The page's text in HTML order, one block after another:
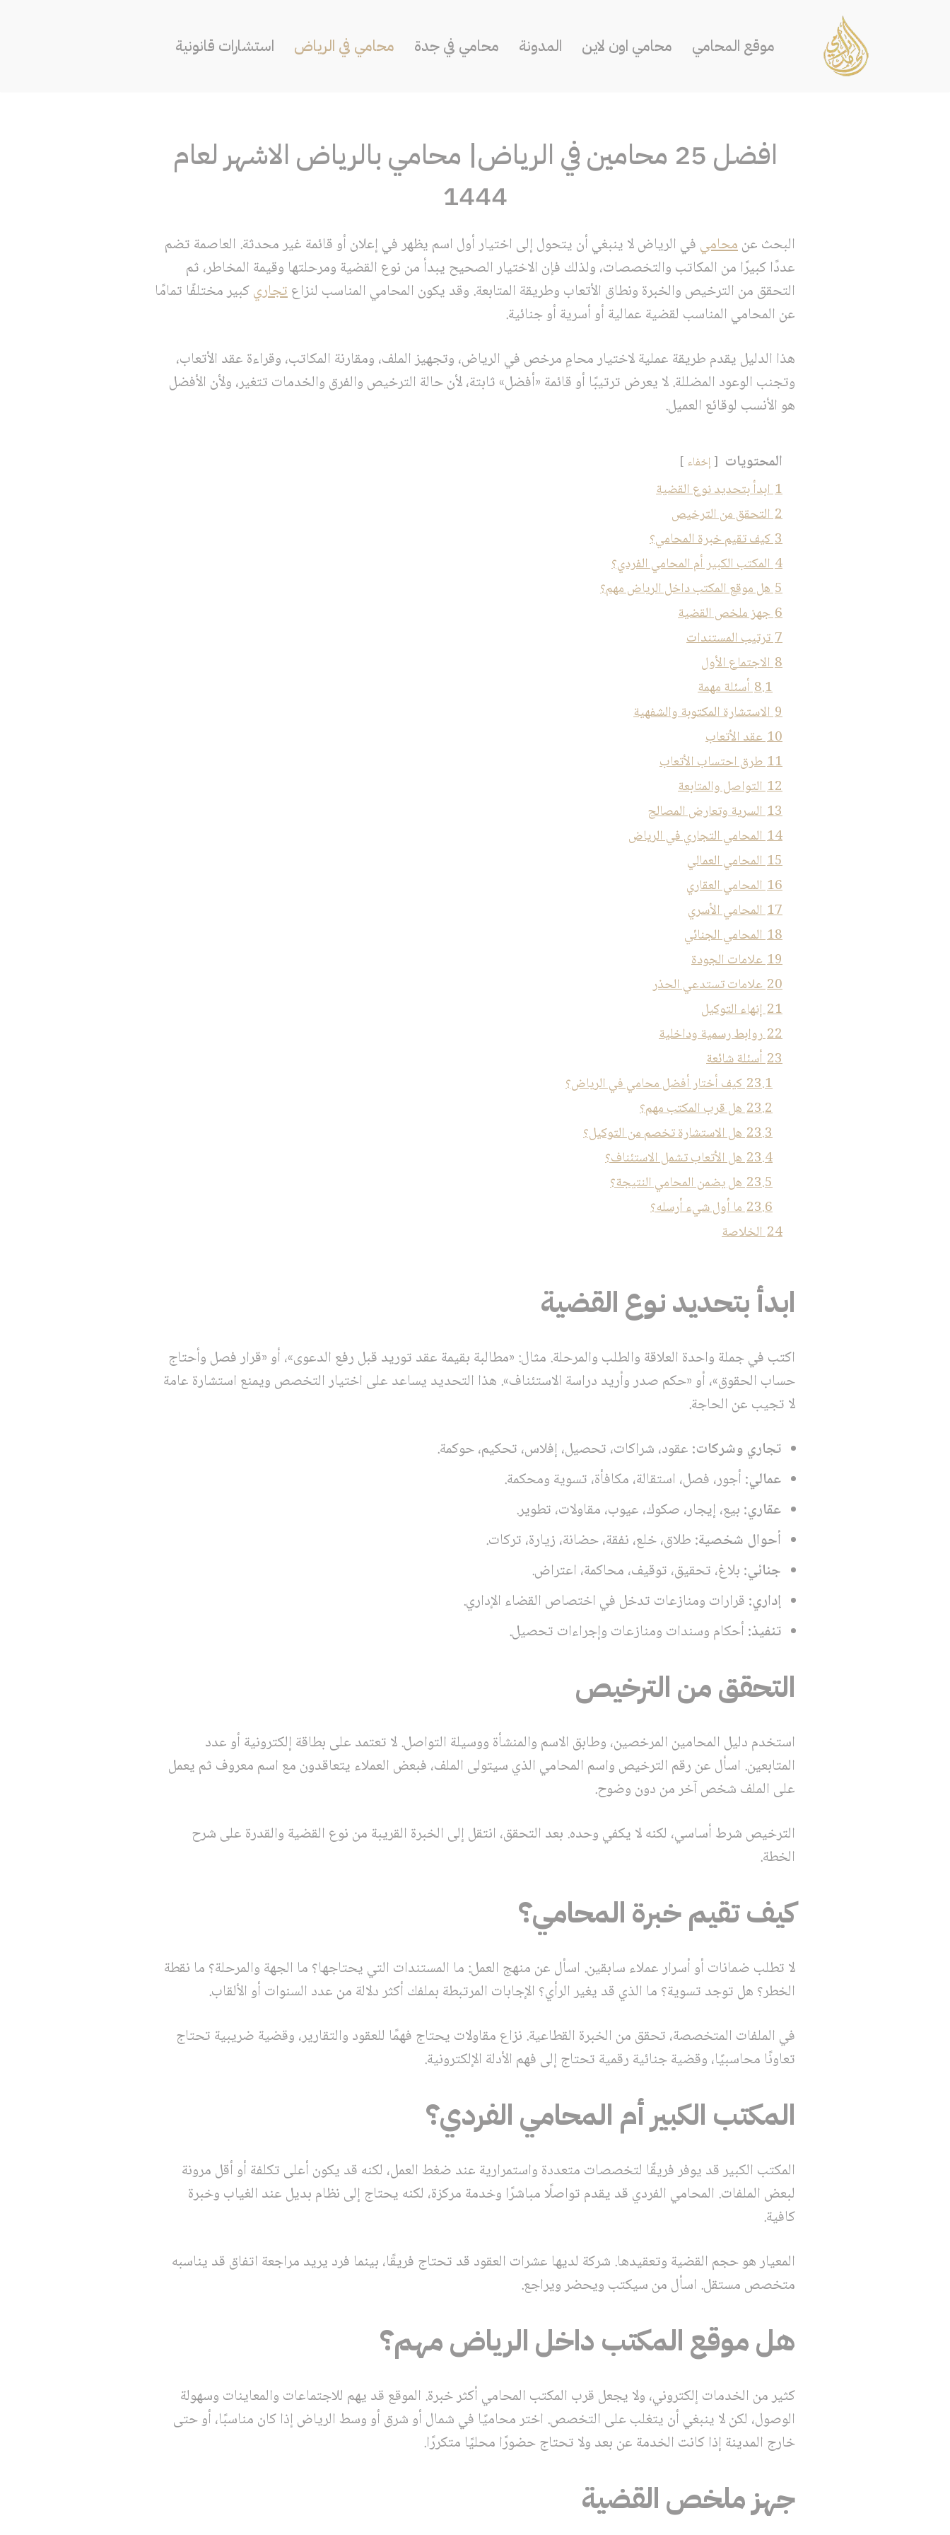
موقع المحامي محامي اون لاين المدونة محامي في جدة محامي في الرياض استشارات قانونية
افضل 25 محامين في الرياض| محامي بالرياض الاشهر لعام
1444
البحث عنمحامي في الرياض لا ينبغي أن يتحول إلى اختيار أول اسم يظهر في إعلان أو قائمة غير محدثة. العاصمة تضم
عددًا كبيرًا من المكاتب والتخصصات، ولذلك فإن الاختيار الصحيح يبدأ من نوع القضية ومرحلتها وقيمة المخاطر، ثم
التحقق من الترخيص والخبرة ونطاق الأتعاب وطريقة المتابعة. وقد يكون المحامي المناسب لنزاعتجاريكبير مختلفًا تمامًا
عن المحامي المناسب لقضية عمالية أو أسرية أو جنائية.
هذا الدليل يقدم طريقة عملية لاختيار محامٍ مرخص في الرياض، وتجهيز الملف، ومقارنة المكاتب، وقراءة عقد الأتعاب،
وتجنب الوعود المضللة. لا يعرض ترتيبًا أو قائمة «أفضل» ثابتة، لأن حالة الترخيص والفرق والخدمات تتغير، ولأن الأفضل
هو الأنسب لوقائع العميل.
المحتويات إخفاء
1ابدأ بتحديد نوع القضية
2التحقق من الترخيص
3كيف تقيم خبرة المحامي؟
4المكتب الكبير أم المحامي الفردي؟
5هل موقع المكتب داخل الرياض مهم؟
6جهز ملخص القضية
7ترتيب المستندات
8الاجتماع الأول
8.1أسئلة مهمة
9الاستشارة المكتوبة والشفهية
10عقد الأتعاب
11طرق احتساب الأتعاب
12التواصل والمتابعة
13السرية وتعارض المصالح
14المحامي التجاري في الرياض
15المحامي العمالي
16المحامي العقاري
17المحامي الأسري
18المحامي الجنائي
19علامات الجودة
20علامات تستدعي الحذر
21 إنهاء التوكيل
22روابط رسمية وداخلية
23أسئلة شائعة
23.1كيف أختار أفضل محامي في الرياض؟
23.2هل قرب المكتب مهم؟
23.3هل الاستشارة تخصم من التوكيل؟
23.4هل الأتعاب تشمل الاستئناف؟
23.5هل يضمن المحامي النتيجة؟
23.6ما أول شيء أرسله؟
24الخلاصة
ابدأ بتحديد نوع القضية
اكتب في جملة واحدة العلاقة والطلب والمرحلة. مثال: «مطالبة بقيمة عقد توريد قبل رفع الدعوى»، أو «قرار فصل وأحتاج
حساب الحقوق»، أو «حكم صدر وأريد دراسة الاستئناف». هذا التحديد يساعد على اختيار التخصص ويمنع استشارة عامة
لا تجيب عن الحاجة.
تجاري وشركات: عقود، شراكات، تحصيل، إفلاس، تحكيم، حوكمة.
عمالي: أجور، فصل، استقالة، مكافأة، تسوية ومحكمة.
عقاري: بيع، إيجار، صكوك، عيوب، مقاولات، تطوير.
أحوال شخصية: طلاق، خلع، نفقة، حضانة، زيارة، تركات.
جنائي: بلاغ، تحقيق، توقيف، محاكمة، اعتراض.
إداري: قرارات ومنازعات تدخل في اختصاص القضاء الإداري.
تنفيذ: أحكام وسندات ومنازعات وإجراءات تحصيل.
التحقق من الترخيص
استخدم دليل المحامين المرخصين، وطابق الاسم والمنشأة ووسيلة التواصل. لا تعتمد على بطاقة إلكترونية أو عدد
المتابعين. اسأل عن رقم الترخيص واسم المحامي الذي سيتولى الملف، فبعض العملاء يتعاقدون مع اسم معروف ثم يعمل
على الملف شخص آخر من دون وضوح.
الترخيص شرط أساسي، لكنه لا يكفي وحده. بعد التحقق، انتقل إلى الخبرة القريبة من نوع القضية والقدرة على شرح
الخطة.
كيف تقيم خبرة المحامي؟
لا تطلب ضمانات أو أسرار عملاء سابقين. اسأل عن منهج العمل: ما المستندات التي يحتاجها؟ ما الجهة والمرحلة؟ ما نقطة
الخطر؟ هل توجد تسوية؟ ما الذي قد يغير الرأي؟ الإجابات المرتبطة بملفك أكثر دلالة من عدد السنوات أو الألقاب.
في الملفات المتخصصة، تحقق من الخبرة القطاعية. نزاع مقاولات يحتاج فهمًا للعقود والتقارير، وقضية ضريبية تحتاج
تعاونًا محاسبيًا، وقضية جنائية رقمية تحتاج إلى فهم الأدلة الإلكترونية.
المكتب الكبير أم المحامي الفردي؟
المكتب الكبير قد يوفر فريقًا لتخصصات متعددة واستمرارية عند ضغط العمل، لكنه قد يكون أعلى تكلفة أو أقل مرونة
لبعض الملفات. المحامي الفردي قد يقدم تواصلًا مباشرًا وخدمة مركزة، لكنه يحتاج إلى نظام بديل عند الغياب وخبرة
كافية.
المعيار هو حجم القضية وتعقيدها. شركة لديها عشرات العقود قد تحتاج فريقًا، بينما فرد يريد مراجعة اتفاق قد يناسبه
متخصص مستقل. اسأل من سيكتب ويحضر ويراجع.
هل موقع المكتب داخل الرياض مهم؟
كثير من الخدمات إلكتروني، ولا يجعل قرب المكتب المحامي أكثر خبرة. الموقع قد يهم للاجتماعات والمعاينات وسهولة
الوصول، لكن لا ينبغي أن يتغلب على التخصص. اختر محاميًا في شمال أو شرق أو وسط الرياض إذا كان مناسبًا، أو حتى
خارج المدينة إذا كانت الخدمة عن بعد ولا تحتاج حضورًا محليًا متكررًا.
جهز ملخص القضية